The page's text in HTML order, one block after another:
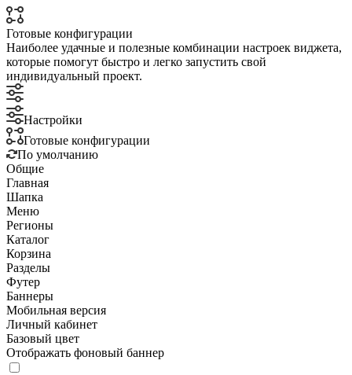
Готовые конфигурации
Наиболее удачные и полезные комбинации настроек виджета,
которые помогут быстро и легко запустить свой
индивидуальный проект.
Настройки
Готовые конфигурации
По умолчанию
Общие
Главная
Шапка
Меню
Регионы
Каталог
Корзина
Разделы
Футер
Баннеры
Мобильная версия
Личный кабинет
Базовый цвет
Отображать фоновый баннер